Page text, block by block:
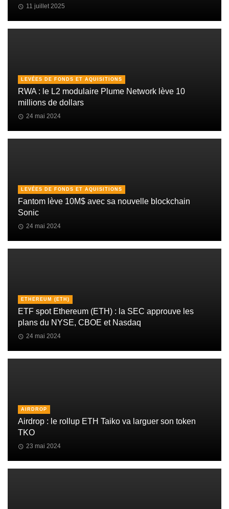
11 juillet 2025
LEVÉES DE FONDS ET AQUISITIONS
RWA : le L2 modulaire Plume Network lève 10
millions de dollars
24 mai 2024
LEVÉES DE FONDS ET AQUISITIONS
Fantom lève 10M$ avec sa nouvelle blockchain
Sonic
24 mai 2024
ETHEREUM (ETH)
ETF spot Ethereum (ETH) : la SEC approuve les
plans du NYSE, CBOE et Nasdaq
24 mai 2024
AIRDROP
Airdrop : le rollup ETH Taiko va larguer son token
TKO
23 mai 2024